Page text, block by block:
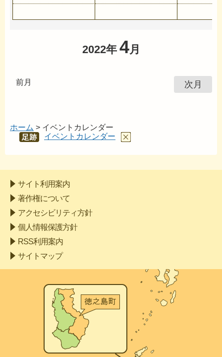
前月
2022年 4月
次月
ホーム > イベントカレンダー
あし
イベントカレンダー
サイト利用案内
著作権について
アクセシビリティ方針
個人情報保護方針
RSS利用案内
サイトマップ